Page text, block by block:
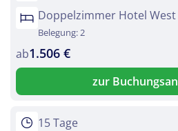
Doppelzimmer Hotel
Belegung: 2
ab1.506 €
zur
15 Tage